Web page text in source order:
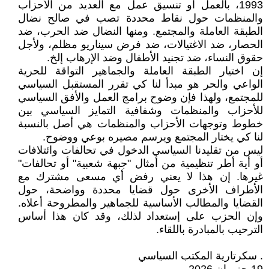
1993، بالعمل أو تنسيق عمل مع العديد من الأحزاب
والمنظمات حول نقاط محددة تصب في صالح نضال
الطبقة العاملة والمجتمع. ومنها النضال ضد الحرب، ضد
الحصار، ضد الاغتيالات، ضد فرض سيناريو مظلم، ولأجل
حقوق النساء، ضد تجنيد الأطفال وضد الإرهاب إلخ.
إن اختيار الطبقة العاملة والجماهير التواقة للحرية
الواعي والحر هو مبدأ لنا كي تقرر المستقبل السياسي
للمجتمع، ولهذا فإن وضوح برامج العمل والأفق السياسي
للأحزاب والمنظمات وشفافية التمايز السياسي بين
خطوط وتوجهات الأحزاب والمنظمات هي أصل بالنسبة
لنا كي يختار المجتمع ويرسم مصيره بوعي ووضوح.
ليس من تقليدنا السياسي الدخول في تحالفات وائتلافات
أو أية أطر تنظيمية من أمثال "جبهة شعبية" أو تحالفات"
غيرها. إن هذا لا يعني رفض أي مسعى مشترك مع
الأطراف الأخرى حول قضايا محددة وواضحة، حول
القضايا والمطالب الأساسية للجماهير والمطروحة أعلاه.
وإن الحزب على إستعداد لذلك، وقد كان هذا أساس
الترحيب بالمبادرة باللقاء.
. سكرتارية المكتب السياسي